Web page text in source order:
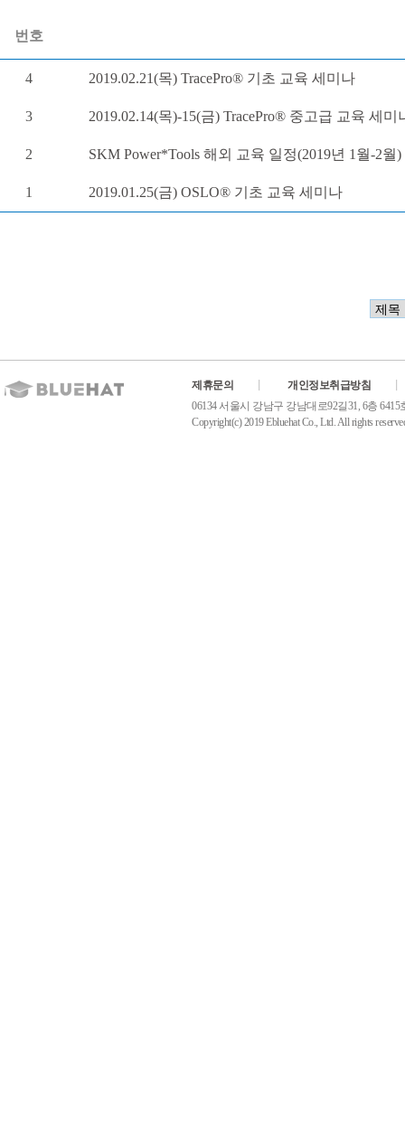
번호
4 2019.02.21(목) TracePro® 기초 교육 세미나
3 2019.02.14(목)-15(금) TracePro® 중고급 교육 세미
2 SKM Power*Tools 해외 교육 일정(2019년 1월-2월)
1 2019.01.25(금) OSLO® 기초 교육 세미나
제휴문의
개인정보취급방침
06134 서울시 강남구 강남대로92길31, 6층 6415
Copyright(c) 2019 Ebluehat Co., Ltd. All rights